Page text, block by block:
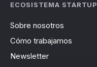
ECOSISTEMA STARTUP
Sobre nosotros
Cómo trabajamos
Newsletter